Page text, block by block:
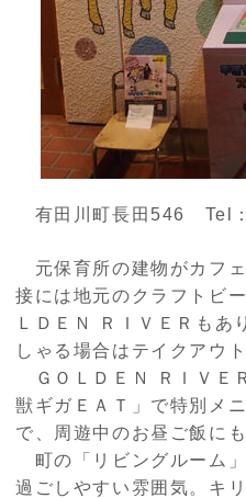
有田川町長田 546 Tel
元保育所の建物がカフ
接には地元のクラフトビ
ＬＤＥＮ ＲＩＶＥＲもあ
しゃる場合はテイクアウト
ＧＯＬＤＥＮ ＲＩＶＥ
獣ギガＥＡＴ」で特別メ
で、周遊中のお昼ご飯にも
町の「リビングルーム
過ごしやすい雰囲気。キ